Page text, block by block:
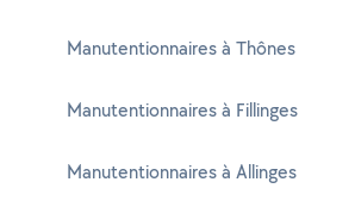
Manutentionnaires à Thônes
Manutentionnaires à Fillinges
Manutentionnaires à Allinges